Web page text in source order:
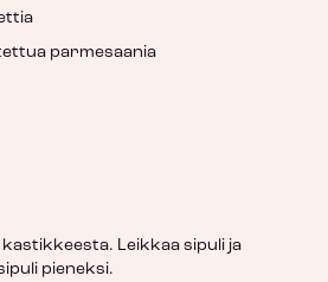
parmesaania
kastikkeesta. Leikkaa sipuli ja
pieneksi.